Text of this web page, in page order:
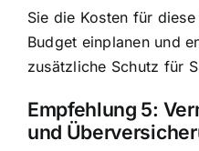
Sie die Kosten für
Budget einplanen und
zusätzliche Schutz für
Empfehlung 5:
und